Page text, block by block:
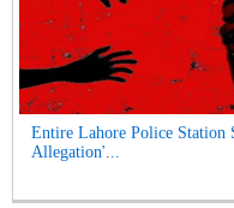
Entire Lahore Police Station
Allegation'...